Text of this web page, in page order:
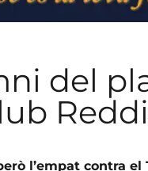
del
l’empat contra el